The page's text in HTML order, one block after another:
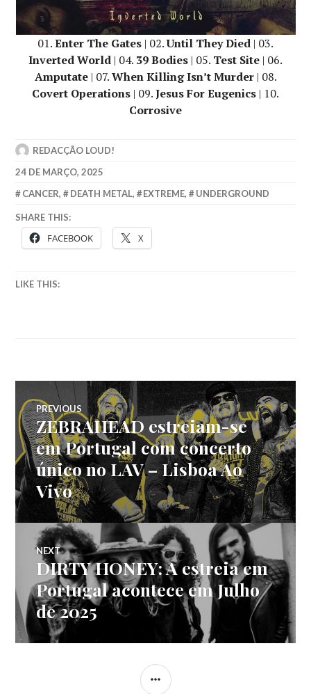
01.Enter The Gates | 02.Until They Died | 03.
Inverted World | 04. 39 Bodies | 05. Test Site | 06.
Amputate| 07.When Killing Isn’t Murder| 08.
Covert Operations | 09.Jesus For Eugenics | 10.
Corrosive
REDACÇÃO LOUD!
24 DE MARÇO, 2025
CANCER, DEATH METAL, EXTREME, UNDERGROUND
SHARE THIS:
FACEBOOK X
LIKE THIS:
Navegação
de
artigos
PREVIOUS
Previous
post:
ZEBRAHEAD estreiam-se
em Portugal com concerto
único no LAV – Lisboa Ao
Vivo
NEXT
Next
post:
DIRTY HONEY: A estreia em
Portugal acontece em Julho
de 2025
SIDEBAR